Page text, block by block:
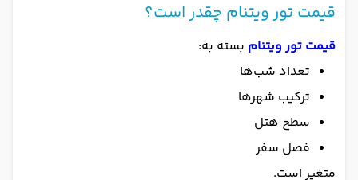
قیمت تور ویتنام چقدر است؟
قیمت تور ویتنام بسته به:
تعداد شب‌ها
ترکیب شهرها
سطح هتل
فصل سفر
متغیر است.